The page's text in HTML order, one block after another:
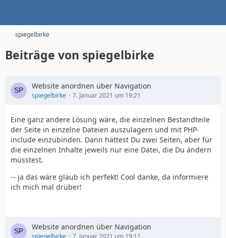
spiegelbirke
Beiträge von spiegelbirke
Website anordnen über Navigation
spiegelbirke 7. Januar 2021 um 19:21
Eine ganz andere Lösung wäre, die einzelnen Bestandteile
der Seite in einzelne Dateien auszulagern und mit PHP-
include einzubinden. Dann hättest Du zwei Seiten, aber für
die einzelnen Inhalte jeweils nur eine Datei, die Du ändern
müsstest.
-- ja das wäre glaub ich perfekt! Cool danke, da informiere
ich mich mal drüber!
Website anordnen über Navigation
spiegelbirke 7. Januar 2021 um 19:11